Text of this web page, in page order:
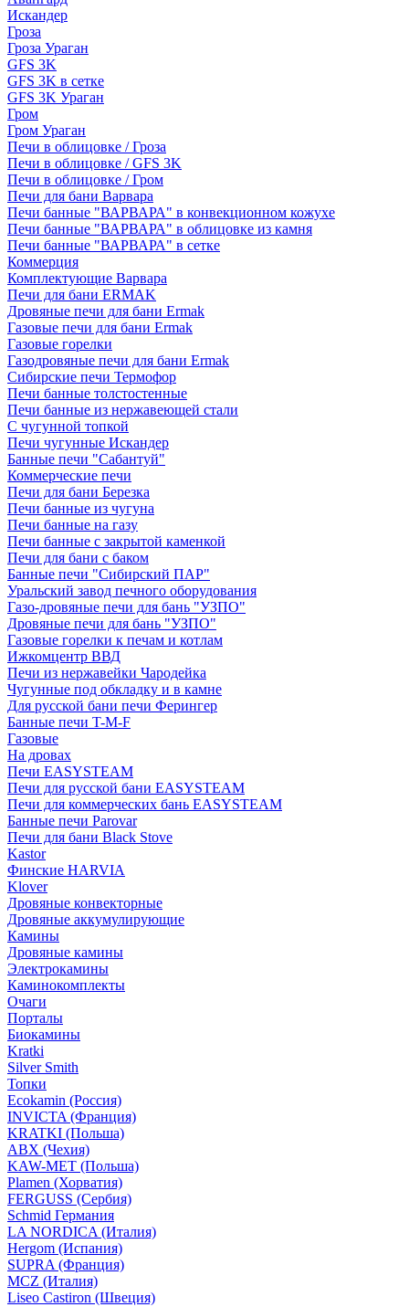
Искандер
Гроза
Гроза Ураган
GFS 3K
GFS 3K в сетке
GFS 3K Ураган
Гром
Гром Ураган
Печи в облицовке / Гроза
Печи в облицовке / GFS 3K
Печи в облицовке / Гром
Печи для бани Варвара
Печи банные "ВАРВАРА" в конвекционном кожухе
Печи банные "ВАРВАРА" в облицовке из камня
Печи банные "ВАРВАРА" в сетке
Коммерция
Комплектующие Варвара
Печи для бани ERMAK
Дровяные печи для бани Ermak
Газовые печи для бани Ermak
Газовые горелки
Газодровяные печи для бани Ermak
Сибирские печи Термофор
Печи банные толстостенные
Печи банные из нержавеющей стали
С чугунной топкой
Печи чугунные Искандер
Банные печи "Сабантуй"
Коммерческие печи
Печи для бани Березка
Печи банные из чугуна
Печи банные на газу
Печи банные с закрытой каменкой
Печи для бани с баком
Банные печи "Сибирский ПАР"
Уральский завод печного оборудования
Газо-дровяные печи для бань "УЗПО"
Дровяные печи для бань "УЗПО"
Газовые горелки к печам и котлам
Ижкомцентр ВВД
Печи из нержавейки Чародейка
Чугунные под обкладку и в камне
Для русской бани печи Ферингер
Банные печи T-M-F
Газовые
На дровах
Печи EASYSTEAM
Печи для русской бани EASYSTEAM
Печи для коммерческих бань EASYSTEAM
Банные печи Parovar
Печи для бани Black Stove
Kastor
Финские HARVIA
Klover
Дровяные конвекторные
Дровяные аккумулирующие
Камины
Дровяные камины
Электрокамины
Каминокомплекты
Очаги
Порталы
Биокамины
Kratki
Silver Smith
Топки
Ecokamin (Россия)
INVICTA (Франция)
KRATKI (Польша)
ABX (Чехия)
KAW-MET (Польша)
Plamen (Хорватия)
FERGUSS (Сербия)
Schmid Германия
LA NORDICA (Италия)
Hergom (Испания)
SUPRA (Франция)
MCZ (Италия)
Liseo Castiron (Швеция)